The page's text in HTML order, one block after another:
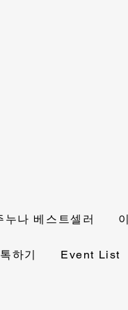
누나 베스트셀러
하기 Event List